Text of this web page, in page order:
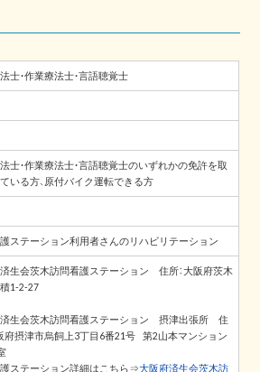
士・作業療法士・言語聴覚士
士・作業療法士・言語聴覚士のいずれかの免許を取
いる方、原付バイク運転できる方
ステーション利用者さんのリハビリテーション
生会茨木訪問看護ステーション 住所：大阪府茨木
1-2-27
生会茨木訪問看護ステーション 摂津出張所 住
府摂津市烏飼上3丁目6番21号 第2山本マンション
ステーション詳細はこちら⇒大阪府済生会茨木訪